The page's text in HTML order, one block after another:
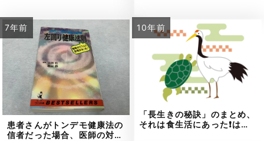
7年前
患者さんがトンデモ健康法の
信者だった場合、医師の対…
10年前
「長生きの秘訣」のまとめ、
それは食生活にあった❗は…